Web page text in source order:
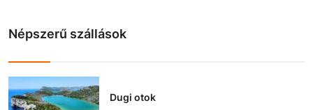
Népszerű szállások
Dugi otok